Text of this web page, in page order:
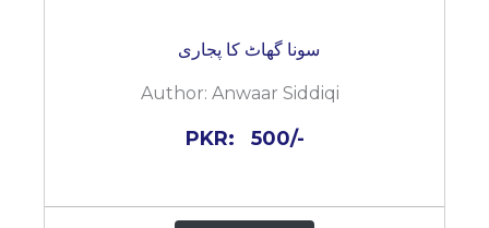
سونا گھاٹ کا پجاری
Author: Anwaar Siddiqi
PKR: 500/-